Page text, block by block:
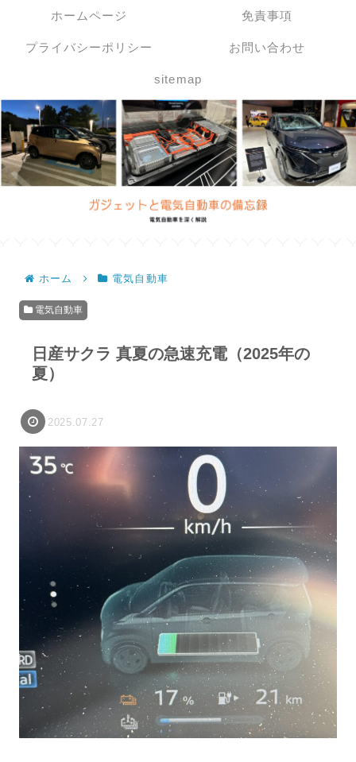
ホームページ 免責事項
プライバシーポリシー お問い合わせ
sitemap
ホーム 電気自動車
電気自動車
日産サクラ 真夏の急速充電（2025年の
夏）
2025.07.27